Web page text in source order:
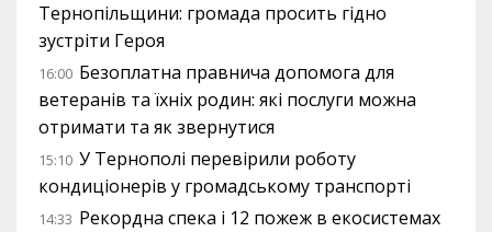
Тернопільщини: громада просить гідно
зустріти Героя
16:00 Безоплатна правнича допомога для
ветеранів та їхніх родин: які послуги можна
отримати та як звернутися
15:10 У Тернополі перевірили роботу
кондиціонерів у громадському транспорті
14:33 Рекордна спека і 12 пожеж в екосистемах